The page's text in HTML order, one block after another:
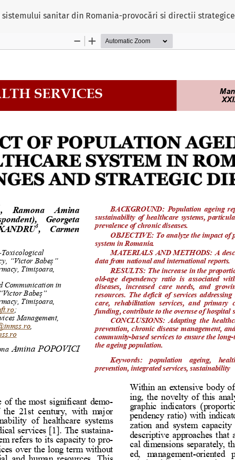
sanitar din Romania-provocări si directii strategice